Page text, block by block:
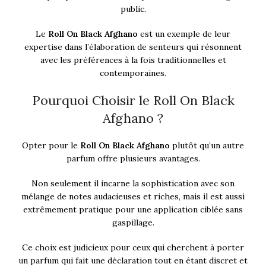
public.
Le Roll On Black Afghano est un exemple de leur
expertise dans l’élaboration de senteurs qui résonnent
avec les préférences à la fois traditionnelles et
contemporaines.
Pourquoi Choisir le Roll On Black
Afghano ?
Opter pour le Roll On Black Afghano plutôt qu’un autre
parfum offre plusieurs avantages.
Non seulement il incarne la sophistication avec son
mélange de notes audacieuses et riches, mais il est aussi
extrêmement pratique pour une application ciblée sans
gaspillage.
Ce choix est judicieux pour ceux qui cherchent à porter
un parfum qui fait une déclaration tout en étant discret et